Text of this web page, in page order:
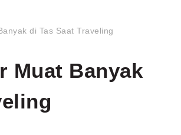
di Tas Saat Traveling
Muat Banyak